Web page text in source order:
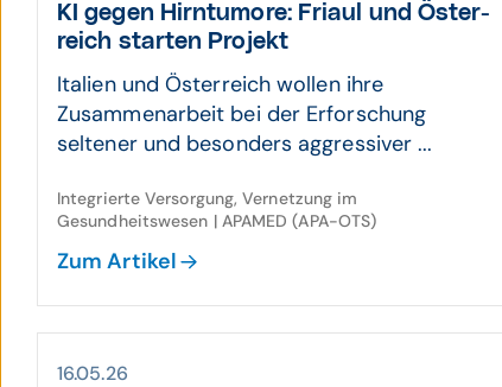
KI gegen Hirn­tumore: Friaul und Öster­
reich starten Projekt
Italien und Österreich wollen ihre
Zusammenarbeit bei der Erforschung
seltener und besonders aggressiver ...
Integrierte Versorgung, Vernetzung im
Gesundheitswesen | APAMED (APA-OTS)
Zum Artikel
16.05.26